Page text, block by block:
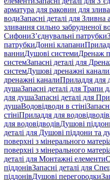
арматура для раковин для
водиЗапасні деталі для
зливання сильно забрудненої
СифониЗ’єднувальні патрубки
патрубкиДонні клапани
ванниДушові системиДренаж
системЗапасні деталі для
системДушові дренажні канали
дренажні каналиПриладдя для
душаЗапасні деталі для Трапи
для душаЗапасні деталі для
душаВодовідводи в стіні
стініПриладдя для водовідводів
для водовідводівДушові
деталі для Душові піддони та
поверхні з мінерального
поверхні з мінерального
деталі для Монтажні елементи
піддонівЗапасні деталі для
піддонівДушові перегородки